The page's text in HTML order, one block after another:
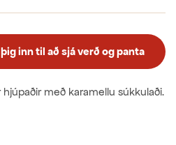
inn til að sjá verð og panta
með karamellu súkkulaði.